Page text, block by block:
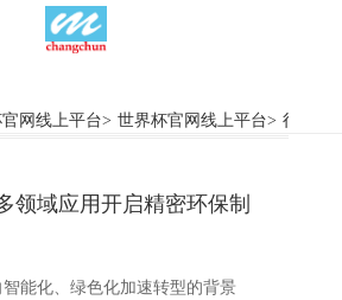
平台
网线上平台> 世界杯官网线上平台> 行业新
领域应用开启精密环保制
能化、绿色化加速转型的背景